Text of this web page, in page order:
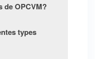
de OPCVM?
types